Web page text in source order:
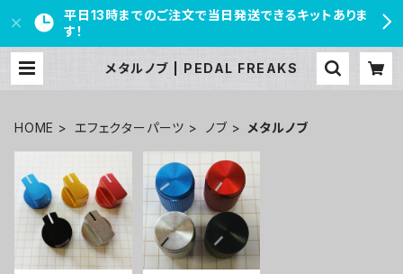
平日13時までのご注文で当日発送できるキットありま
す！
メタルノブ | PEDAL FREAKS
HOME エフェクターパーツ ノブ メタルノブ